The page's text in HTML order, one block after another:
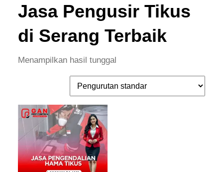
Jasa Pengusir Tikus
di Serang Terbaik
Menampilkan hasil tunggal